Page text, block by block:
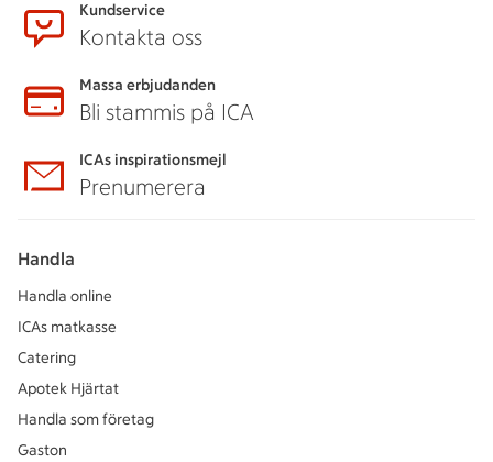
Kundservice
Kontakta oss
Massa erbjudanden
Bli stammis på ICA
ICAs inspirationsmejl
Prenumerera
Handla
Handla online
ICAs matkasse
Catering
Apotek Hjärtat
Handla som företag
Gaston